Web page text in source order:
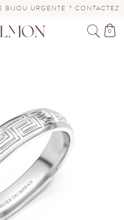
URGENTE ? CONTACTEZ-
0